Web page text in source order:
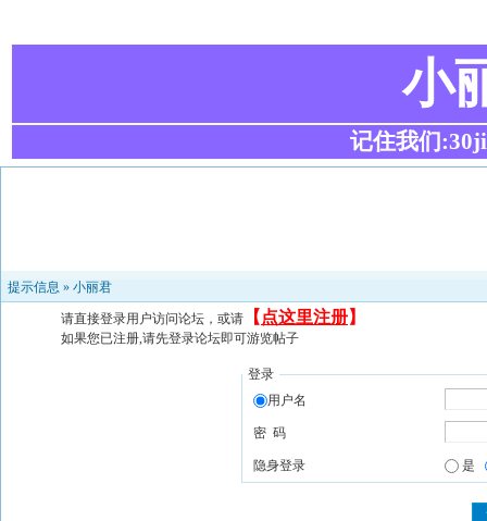
小
记住我们
提示信息 » 小丽君
请直接登录用户访问论坛，或请 【 点这里注册】
如果您已注册,请先登录论坛即可游览帖子
登录
用户名
密 码
隐身登录 是